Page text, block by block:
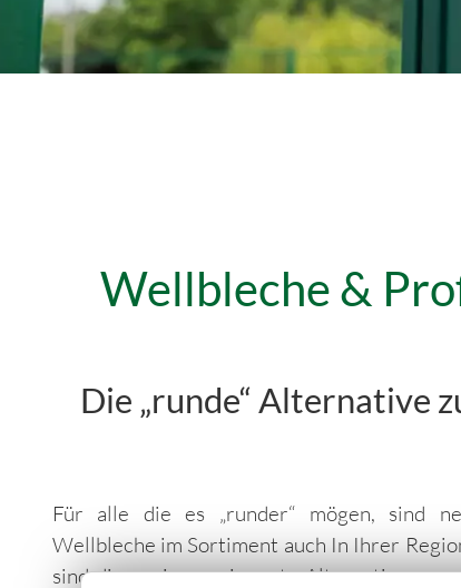
Wellbleche &
Die „runde“ Alternative
Für alle die es „runder“ mögen, sind
Wellbleche im Sortiment auch In Ihrer
sind diese eine preiswerte Alternative